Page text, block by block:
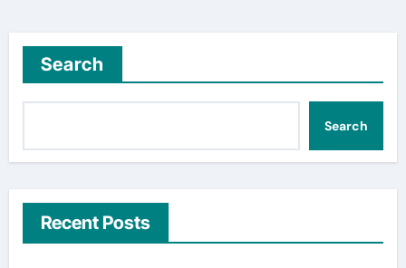
Search
Search
Recent Posts